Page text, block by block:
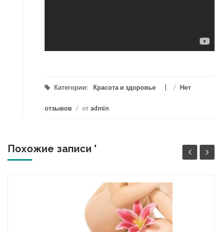
Категории: Красота и здоровье / Нет
отзывов / от admin
Похожие записи '